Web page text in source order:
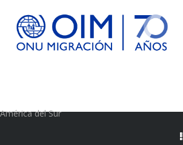
América del Sur